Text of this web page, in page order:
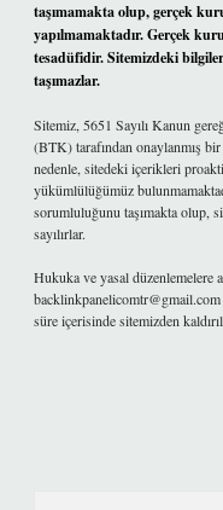
taşımamakta olup, gerçek
yapılmamaktadır. Gerçek
tesadüfidir. Sitemizdeki
taşımazlar.
Sitemiz, 5651 Sayılı Kanun
(BTK) tarafından onaylanmış
nedenle, sitedeki içerikleri
yükümlülüğümüz
sorumluluğunu taşımakta olup,
sayılırlar.
Hukuka ve yasal düzenlemelere
backlinkpanelicomtr@gmail.com
süre içerisinde sitemizden